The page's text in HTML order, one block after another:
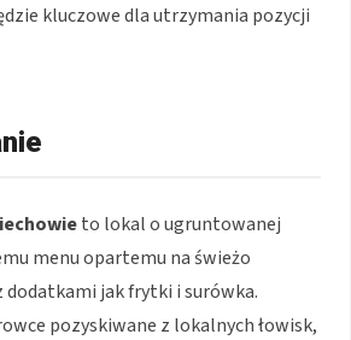
kluczowe dla utrzymania pozycji
to lokal o ugruntowanej
menu opartemu na świeżo
dodatkami jak frytki i surówka.
pozyskiwane z lokalnych łowisk,